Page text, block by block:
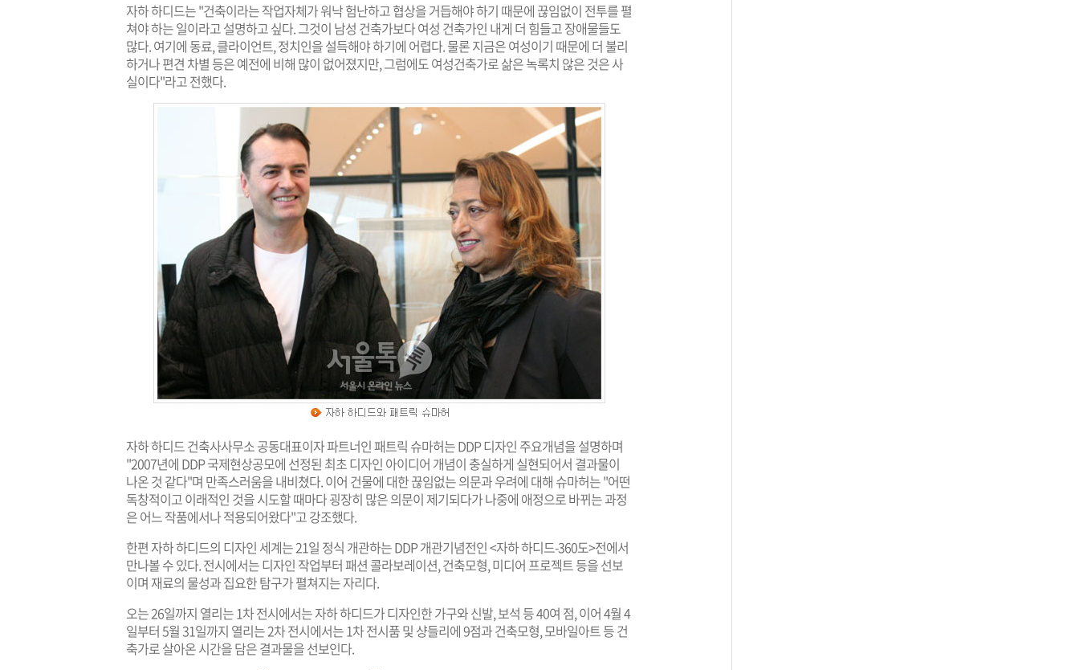
자하 하디드는 "건축이라는 작업자체가 워낙 험난하고 협상을 거듭해야 하기 때문에 끊임없이 전투를 펼
쳐야 하는 일이라고 설명하고 싶다. 그것이 남성 건축가보다 여성 건축가인 내게 더 힘들고 장애물들도
많다. 여기에 동료, 클라이언트, 정치인을 설득해야 하기에 어렵다. 물론 지금은 여성이기 때문에 더 불리
하거나 편견 차별 등은 예전에 비해 많이 없어졌지만, 그럼에도 여성건축가로 삶은 녹록치 않은 것은 사
실이다"라고 전했다.
자하 하디드 건축사사무소 공동대표이자 파트너인 패트릭 슈마허는 DDP 디자인 주요개념을 설명하며
"2007년에 DDP 국제현상공모에 선정된 최초 디자인 아이디어 개념이 충실하게 실현되어서 결과물이
나온 것 같다"며 만족스러움을 내비쳤다. 이어 건물에 대한 끊임없는 의문과 우려에 대해 슈마허는 "어떤
독창적이고 이래적인 것을 시도할 때마다 굉장히 많은 의문이 제기되다가 나중에 애정으로 바뀌는 과정
은 어느 작품에서나 적용되어왔다"고 강조했다.
한편 자하 하디드의 디자인 세계는 21일 정식 개관하는 DDP 개관기념전인 <자하 하디드-360도>전에서
만나볼 수 있다. 전시에서는 디자인 작업부터 패션 콜라보레이션, 건축모형, 미디어 프로젝트 등을 선보
이며 재료의 물성과 집요한 탐구가 펼쳐지는 자리다.
오는 26일까지 열리는 1차 전시에서는 자하 하디드가 디자인한 가구와 신발, 보석 등 40여 점, 이어 4월 4
일부터 5월 31일까지 열리는 2차 전시에서는 1차 전시품 및 샹들리에 9점과 건축모형, 모바일아트 등 건
축가로 살아온 시간을 담은 결과물을 선보인다.